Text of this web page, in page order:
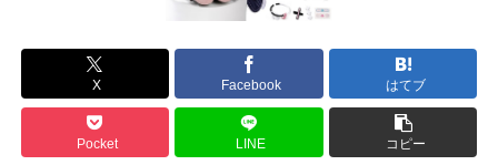
X Facebook はてブ
Pocket LINE コピー